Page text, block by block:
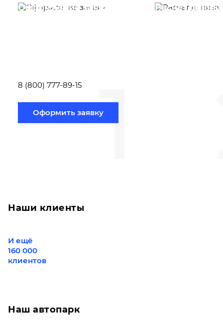
1
Оформление заявки
8 (800) 777-89-15
Оформить заявку
Расчет
Наши клиенты
И ещё
160 000
клиентов
Наш автопарк